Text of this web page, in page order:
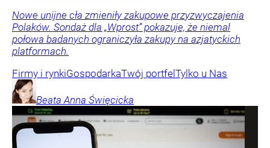
Nowe unijne cła zmieniły zakupowe przyzwyczajenia
Polaków. Sondaż dla „Wprost” pokazuje, że niemal
połowa badanych ograniczyła zakupy na azjatyckich
platformach.
Firmy i rynkiGospodarkaTwój portfel Tylko u Nas
Beata Anna Święcicka